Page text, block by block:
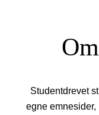
Studentdrevet
egne emnesider,